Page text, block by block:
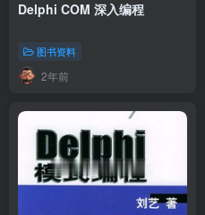
Delphi COM 深入编程
图书资料
2年前